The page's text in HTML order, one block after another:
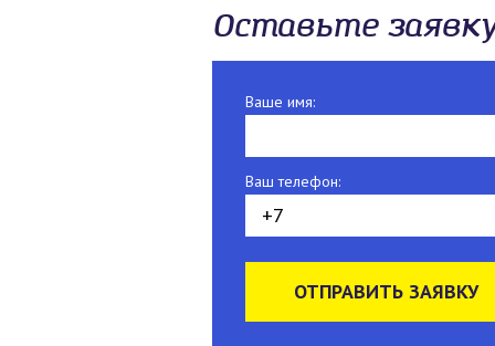
Оставьте
Ваше имя:
Ваш телефон:
ОТПРАВИТЬ ЗАЯВКУ